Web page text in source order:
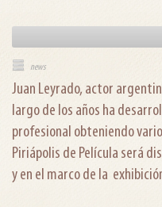
news
Juan Leyrado, actor
largo de los años ha
profesional obteniendo
Piriápolis de Película será
y en el marco de la